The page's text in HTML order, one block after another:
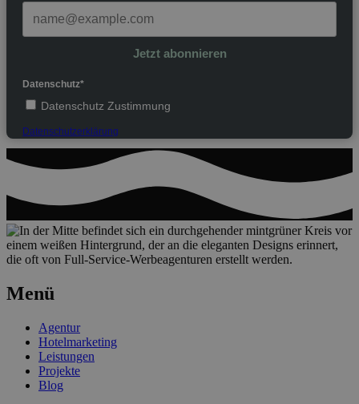
Jetzt abonnieren
Datenschutz*
Datenschutz Zustimmung
Datenschutzerklärung
Menü
Agentur
Hotelmarketing
Leistungen
Projekte
Blog